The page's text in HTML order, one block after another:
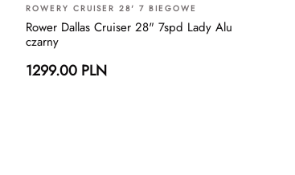
ROWERY CRUISER 28' 7 BIEGOWE
Rower Dallas Cruiser 28" 7spd Lady Alu
czarny
1299.00 PLN